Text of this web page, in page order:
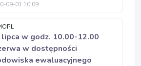
09-01 10:09
lipca w godz. 10.00-12.00
w dostępności
ewaluacyjnego